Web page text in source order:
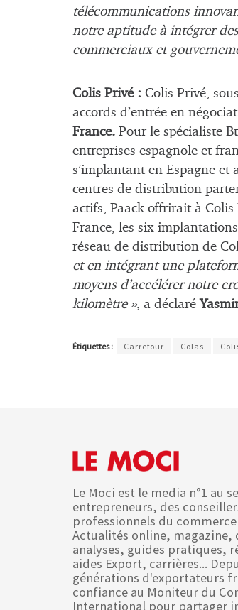
télécommunications
notre aptitude à intégrer
commerciaux et
Colis Privé : Colis Privé,
accords d’entrée en
France. Pour le spécialiste
entreprises espagnole et
s’implantant en Espagne et
centres de distribution
actifs, Paack offrirait à
France, les six
réseau de distribution de
et en intégrant une
moyens d’accélérer notre
kilomètre », a déclaré
Étiquettes : Carrefour Colas
Le Moci est le media n°1 au
entrepreneurs, des
professionnels du
Actualités online, magazine,
analyses, guides pratiques,
aides Export, carrières...
générations d'exportateurs
confiance au Moniteur du
International pour partager